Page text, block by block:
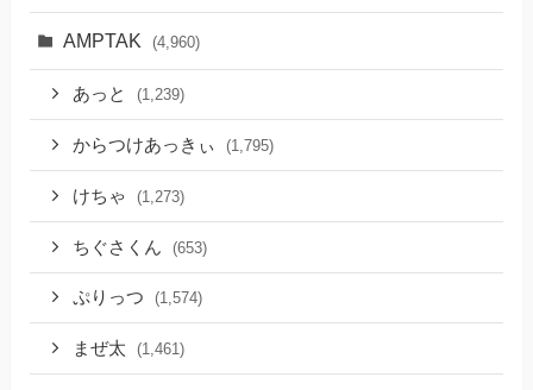
AMPTAK (4,960)
あっと (1,239)
からつけあっきぃ (1,795)
けちゃ (1,273)
ちぐさくん (653)
ぷりっつ (1,574)
まぜ太 (1,461)